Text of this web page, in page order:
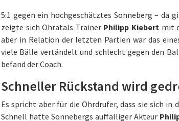
5:1 gegen ein hochgeschätztes Sonneberg – da
zeigte sich Ohratals Trainer Philipp Kiebert mit
aber in Relation der letzten Partien war das
viele Bälle vertändelt und schlecht gegen den
befand der Coach.
Schneller Rückstand wird
Es spricht aber für die Ohrdrufer, dass sie sich in
Schnell hatte Sonnebergs auffälliger Akteur